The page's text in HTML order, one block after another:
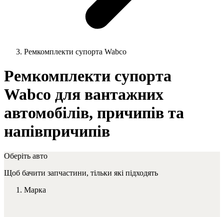
Ремкомплекти супорта Wabco
Ремкомплекти супорта
Wabco для вантажних
автомобілів, причипів та
напівпричипів
Оберіть авто
Щоб бачити запчастини, тільки які підходять
Марка